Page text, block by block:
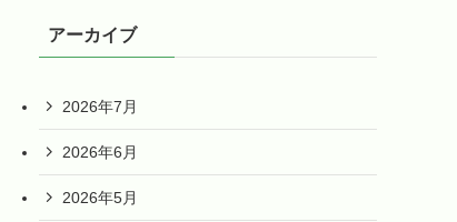
アーカイブ
2026年7月
2026年6月
2026年5月